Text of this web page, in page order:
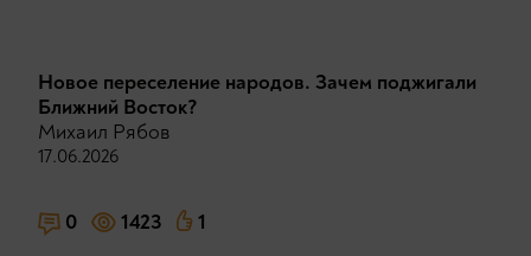
Новое переселение народов. Зачем поджигали
Ближний Восток?
Михаил Рябов
17.06.2026
0 1423 1